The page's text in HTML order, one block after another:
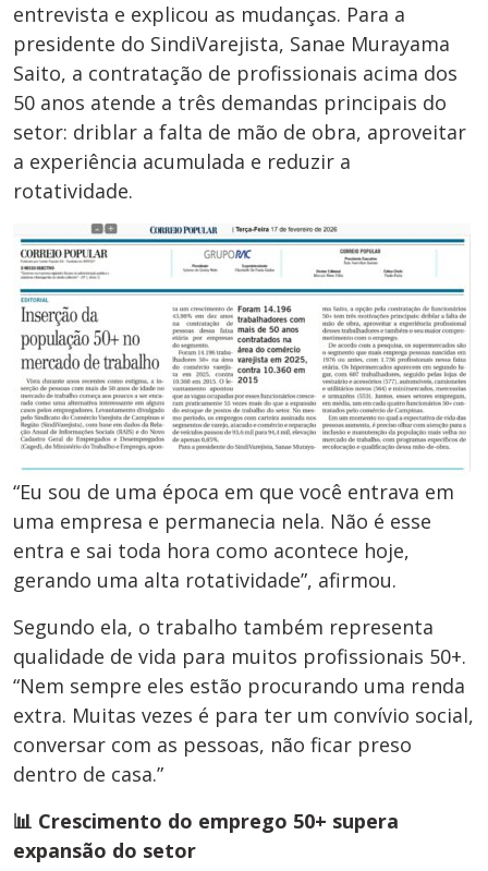
entrevista e explicou as mudanças. Para a
presidente do SindiVarejista, Sanae Murayama
Saito, a contratação de profissionais acima dos
50 anos atende a três demandas principais do
setor: driblar a falta de mão de obra, aproveitar
a experiência acumulada e reduzir a
rotatividade.
“Eu sou de uma época em que você entrava em
uma empresa e permanecia nela. Não é esse
entra e sai toda hora como acontece hoje,
gerando uma alta rotatividade”, afirmou.
Segundo ela, o trabalho também representa
qualidade de vida para muitos profissionais 50+.
“Nem sempre eles estão procurando uma renda
extra. Muitas vezes é para ter um convívio social,
conversar com as pessoas, não ficar preso
dentro de casa.”
📊 Crescimento do emprego 50+ supera
expansão do setor